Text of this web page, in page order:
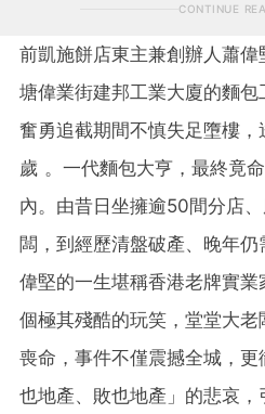
CONTINUE
前凱施餅店東主兼創辦人蕭
塘偉業街建邦工業大廈的麵包
奮勇追截期間不慎失足墮樓
歲 。一代麵包大亨，最終竟
內。由昔日坐擁逾50間分店
闆，到經歷清盤破產、晚年
偉堅的一生堪稱香港老牌實
個極其殘酷的玩笑，堂堂大
喪命，事件不僅震撼全城，
也地產、敗也地產」的悲哀